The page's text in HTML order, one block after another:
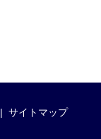
サイトマップ